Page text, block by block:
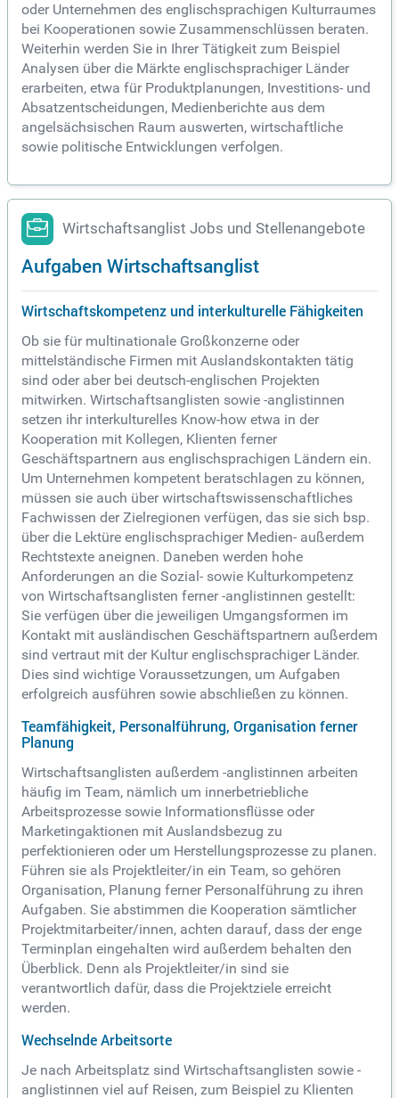
oder Unternehmen des englischsprachigen Kulturraumes
bei Kooperationen sowie Zusammenschlüssen beraten.
Weiterhin werden Sie in Ihrer Tätigkeit zum Beispiel
Analysen über die Märkte englischsprachiger Länder
erarbeiten, etwa für Produktplanungen, Investitions- und
Absatzentscheidungen, Medienberichte aus dem
angelsächsischen Raum auswerten, wirtschaftliche
sowie politische Entwicklungen verfolgen.
Wirtschaftsanglist Jobs und Stellenangebote
Aufgaben Wirtschaftsanglist
Wirtschaftskompetenz und interkulturelle Fähigkeiten
Ob sie für multinationale Großkonzerne oder
mittelständische Firmen mit Auslandskontakten tätig
sind oder aber bei deutsch-englischen Projekten
mitwirken. Wirtschaftsanglisten sowie -anglistinnen
setzen ihr interkulturelles Know-how etwa in der
Kooperation mit Kollegen, Klienten ferner
Geschäftspartnern aus englischsprachigen Ländern ein.
Um Unternehmen kompetent beratschlagen zu können,
müssen sie auch über wirtschaftswissenschaftliches
Fachwissen der Zielregionen verfügen, das sie sich bsp.
über die Lektüre englischsprachiger Medien- außerdem
Rechtstexte aneignen. Daneben werden hohe
Anforderungen an die Sozial- sowie Kulturkompetenz
von Wirtschaftsanglisten ferner -anglistinnen gestellt:
Sie verfügen über die jeweiligen Umgangsformen im
Kontakt mit ausländischen Geschäftspartnern außerdem
sind vertraut mit der Kultur englischsprachiger Länder.
Dies sind wichtige Voraussetzungen, um Aufgaben
erfolgreich ausführen sowie abschließen zu können.
Teamfähigkeit, Personalführung, Organisation ferner
Planung
Wirtschaftsanglisten außerdem -anglistinnen arbeiten
häufig im Team, nämlich um innerbetriebliche
Arbeitsprozesse sowie Informationsflüsse oder
Marketingaktionen mit Auslandsbezug zu
perfektionieren oder um Herstellungsprozesse zu planen.
Führen sie als Projektleiter/in ein Team, so gehören
Organisation, Planung ferner Personalführung zu ihren
Aufgaben. Sie abstimmen die Kooperation sämtlicher
Projektmitarbeiter/innen, achten darauf, dass der enge
Terminplan eingehalten wird außerdem behalten den
Überblick. Denn als Projektleiter/in sind sie
verantwortlich dafür, dass die Projektziele erreicht
werden.
Wechselnde Arbeitsorte
Je nach Arbeitsplatz sind Wirtschaftsanglisten sowie -
anglistinnen viel auf Reisen, zum Beispiel zu Klienten